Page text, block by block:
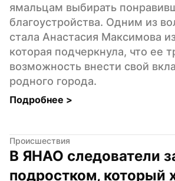
ямальцам выбирать
благоустройства. Одним из
стала Анастасия Максимова
которая подчеркнула, что ее
возможность внести свой
родного города.
Подробнее >
Происшествия
В ЯНАО следователи
подростком, который